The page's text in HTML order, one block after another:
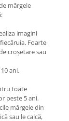
mărgele
imagini
Foarte
croșetare sau
ani.
toate
peste 5 ani.
mărgele din
sau le calcă,